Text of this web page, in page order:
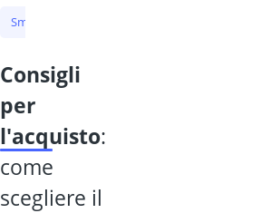
Smartphone economico
consigli
per
l'acquisto:
come
scegliere il